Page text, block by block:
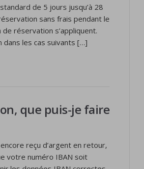
de 5 jours jusqu’à 28
sans frais pendant le
réservation s’appliquent.
dans les cas suivants […]
que puis-je faire
reçu d’argent en retour,
votre numéro IBAN soit